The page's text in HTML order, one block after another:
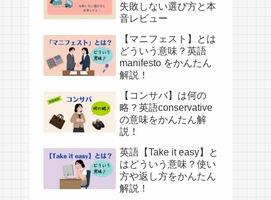
失敗しない選び方と本
音レビュー
【マニフェスト】とは
どういう意味？英語
manifesto をかんたん
解説！
【コンサバ】は何の
略？英語conservative
の意味をかんたん解
説！
英語【Take it easy】と
はどういう意味？使い
方や返し方をかんたん
解説！